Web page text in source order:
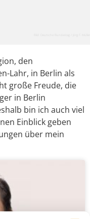
den
Lahr, in Berlin als
große Freude, die
in Berlin
bin ich auch viel
Einblick geben
über mein